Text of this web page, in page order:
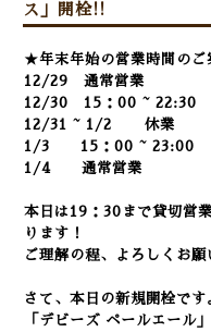
ス」開栓!!
★年末年始の営業時間のご
12/29 通常営業
12/30 15：00 ~ 22:30
12/31 ~ 1/2 休業
1/3 15：00 ~ 23:00
1/4 通常営業
本日は19：30まで貸切
ります！
ご理解の程、よろしくお願
さて、本日の新規開栓です
「デビーズ ペールエー